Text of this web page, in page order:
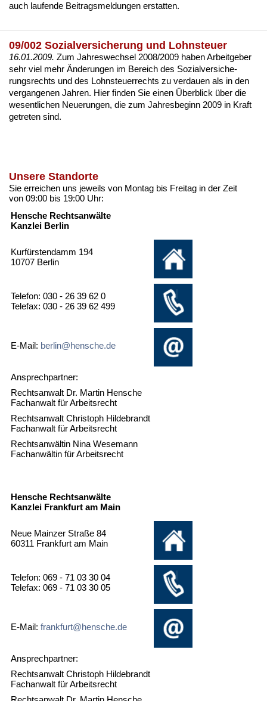
auch lau­fen­de Bei­trags­mel­dun­gen er­stat­ten.
09/002 Sozialversicherung und Lohnsteuer
16.01.2009. Zum Jah­res­wech­sel 2008/2009 ha­ben Ar­beit­ge­ber
sehr viel mehr Ände­run­gen im Be­reich des So­zi­al­ver­si­che­
rungs­rechts und des Lohn­steu­er­rechts zu ver­dau­en als in den
ver­gan­ge­nen Jah­ren. Hier fin­den Sie ei­nen Über­blick über die
we­sent­li­chen Neue­run­gen, die zum Jah­res­be­ginn 2009 in Kraft
ge­tre­ten sind.
Unsere Standorte
Sie erreichen uns jeweils von Montag bis Freitag in der Zeit
von 09:00 bis 19:00 Uhr:
Hensche Rechtsanwälte
Kanzlei Berlin
Kurfürstendamm 194
10707 Berlin
Telefon: 030 - 26 39 62 0
Telefax: 030 - 26 39 62 499
E-Mail: berlin@hensche.de
Ansprechpartner:
Rechtsanwalt Dr. Martin Hensche
Fachanwalt für Arbeitsrecht
Rechtsanwalt Christoph Hildebrandt
Fachanwalt für Arbeitsrecht
Rechtsanwältin Nina Wesemann
Fachanwältin für Arbeitsrecht
Hensche Rechtsanwälte
Kanzlei Frankfurt am Main
Neue Mainzer Straße 84
60311 Frankfurt am Main
Telefon: 069 - 71 03 30 04
Telefax: 069 - 71 03 30 05
E-Mail: frankfurt@hensche.de
Ansprechpartner:
Rechtsanwalt Christoph Hildebrandt
Fachanwalt für Arbeitsrecht